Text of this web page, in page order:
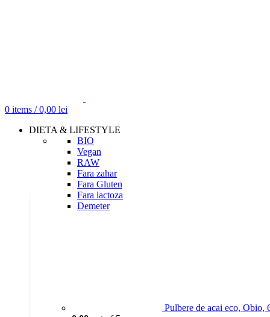
0 items / 0,00 lei
DIETA & LIFESTYLE
BIO
Vegan
RAW
Fara zahar
Fara Gluten
Fara lactoza
Demeter
Pulbere de acai eco, Obio,